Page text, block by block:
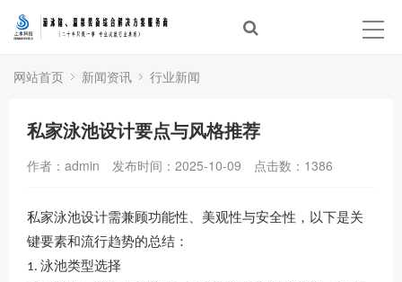
温泉建设
经典案例
泳池设备
网站首页 新闻资讯 行业新闻
私家泳池设计要点与风格推荐
作者：admin 发布时间：2025-10-09 点击数： 1386
私家泳池设计需兼顾功能性、美观性与安全性，以下是关
键要素和流行趋势的总结：
1. ‌ 泳池类型选择